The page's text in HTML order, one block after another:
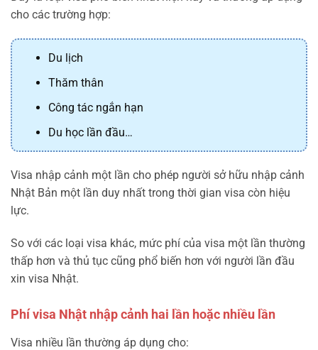
cho các trường hợp:
Du lịch
Thăm thân
Công tác ngắn hạn
Du học lần đầu…
Visa nhập cảnh một lần cho phép người sở hữu nhập cảnh
Nhật Bản một lần duy nhất trong thời gian visa còn hiệu
lực.
So với các loại visa khác, mức phí của visa một lần thường
thấp hơn và thủ tục cũng phổ biến hơn với người lần đầu
xin visa Nhật.
Phí visa Nhật nhập cảnh hai lần hoặc nhiều lần
Visa nhiều lần thường áp dụng cho: